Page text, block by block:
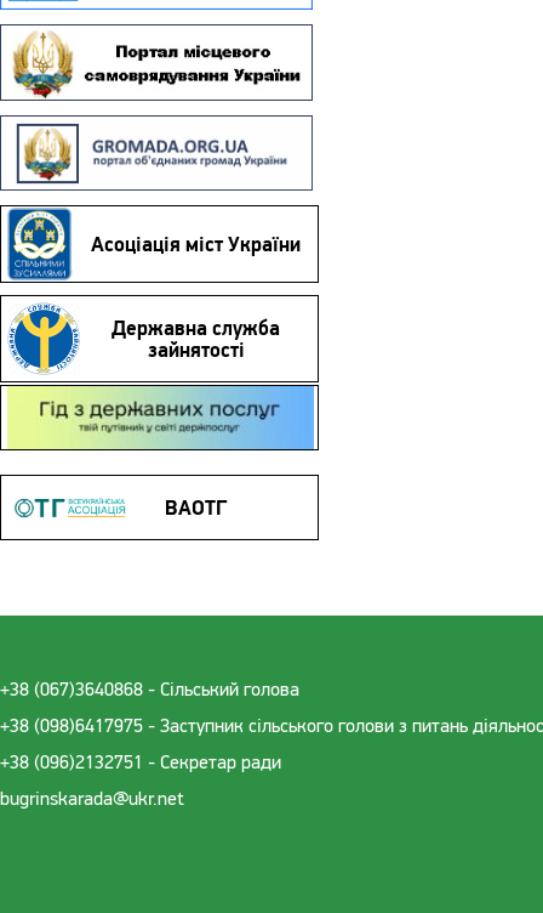
Асоціація міст України
Державна служба
зайнятості
Гід з державних послуг
ВАОТГ
+38 (067)3640868 - Cільський голова
+38 (098)6417975 - Заступник сільського голови з питань
+38 (096)2132751 - Секретар ради
bugrinskarada@ukr.net